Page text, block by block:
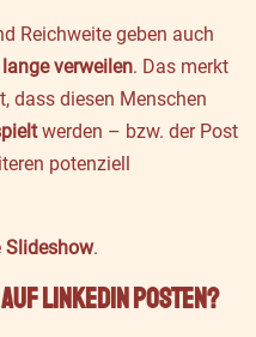
Reichweite geben auch
verweilen. Das merkt
dass diesen Menschen
werden – bzw. der Post
potenziell
Slideshow.
LinkedIn posten?